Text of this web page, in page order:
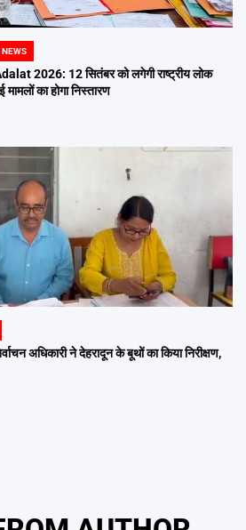
2026: 12 सितंबर को लगेगी राष्ट्रीय लोक
का होगा निस्तारण
अधिकारी ने देहरादून के बूथों का किया निरीक्षण,